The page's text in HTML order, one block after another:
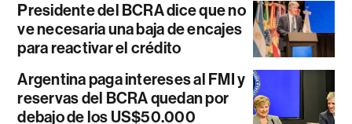
Presidente del BCRA dice que no
ve necesaria una baja de encajes
para reactivar el crédito
Argentina paga intereses al FMI y
reservas del BCRA quedan por
debajo de los US$50.000